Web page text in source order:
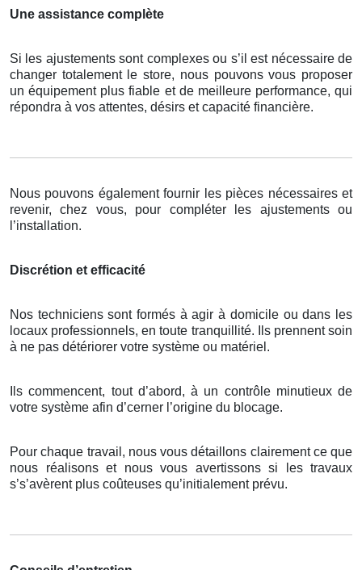
Une assistance complète
Si les ajustements sont complexes ou s’il est nécessaire de
changer totalement le store, nous pouvons vous proposer
un équipement plus fiable et de meilleure performance, qui
répondra à vos attentes, désirs et capacité financière.
Nous pouvons également fournir les pièces nécessaires et
revenir, chez vous, pour compléter les ajustements ou
l’installation.
Discrétion et efficacité
Nos techniciens sont formés à agir à domicile ou dans les
locaux professionnels, en toute tranquillité. Ils prennent soin
à ne pas détériorer votre système ou matériel.
Ils commencent, tout d’abord, à un contrôle minutieux de
votre système afin d’cerner l’origine du blocage.
Pour chaque travail, nous vous détaillons clairement ce que
nous réalisons et nous vous avertissons si les travaux
s’s’avèrent plus coûteuses qu’initialement prévu.